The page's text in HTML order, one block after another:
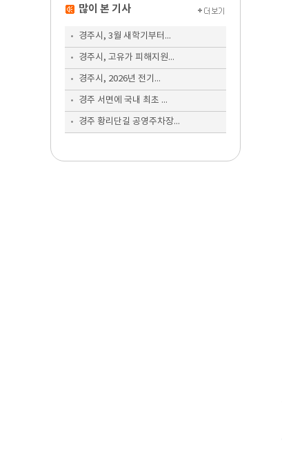
많이 본 기사
경주시, 3월 새학기부터...
경주시, 고유가 피해지원...
경주시, 2026년 전기...
경주 서면에 국내 최초 ...
경주 황리단길 공영주차장...